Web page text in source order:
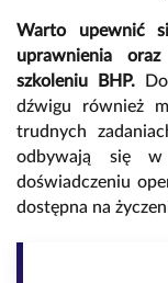
Warto upewnić
uprawnienia
szkoleniu BHP.
dźwigu również
trudnych
odbywają się
doświadczeniu
dostępna na